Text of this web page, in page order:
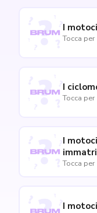
I
Tocca
I
Tocca
I
Tocca
I